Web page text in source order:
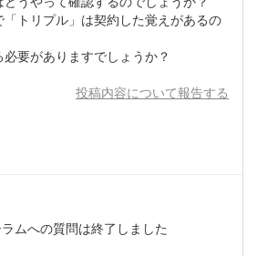
トリプル」は契約した覚えがあるの
要がありますでしょうか？
投稿内容について報告する
ムへの質問は終了しました